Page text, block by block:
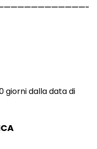
giorni dalla data di